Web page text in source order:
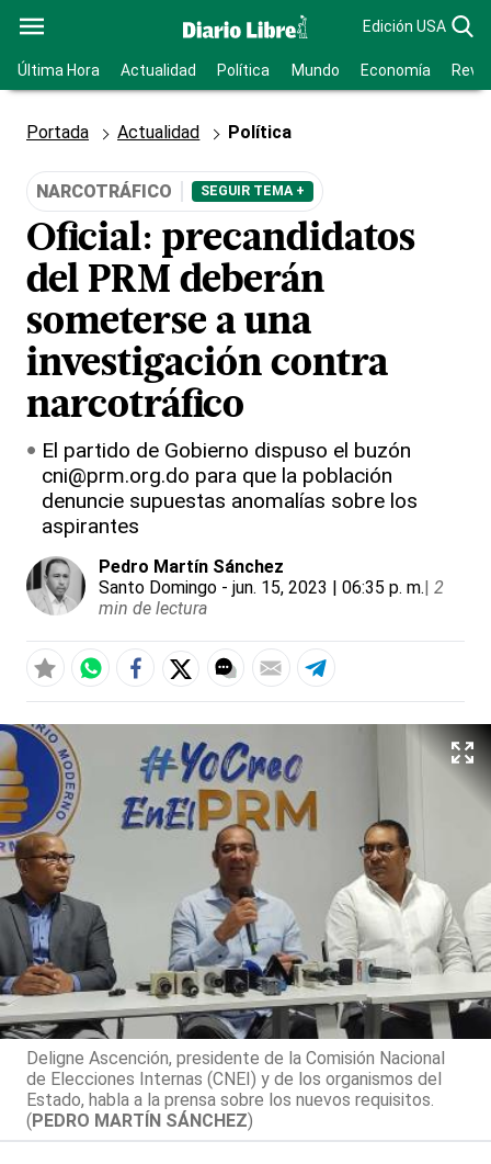
Edición USA
Última Hora Actualidad Política Mundo Economía
Portada Actualidad Política
NARCOTRÁFICO SEGUIR TEMA +
Oficial: precandidatos
del PRM deberán
someterse a una
investigación contra
narcotráfico
El partido de Gobierno dispuso el buzón
cni@prm.org.do para que la población
denuncie supuestas anomalías sobre los
aspirantes
Pedro Martín Sánchez
Santo Domingo - jun. 15, 2023 | 06:35 p. m.| 2
min de lectura
Deligne Ascención, presidente de la Comisión Nacional
de Elecciones Internas (CNEI) y de los organismos del
Estado, habla a la prensa sobre los nuevos requisitos.
(PEDRO MARTÍN SÁNCHEZ)